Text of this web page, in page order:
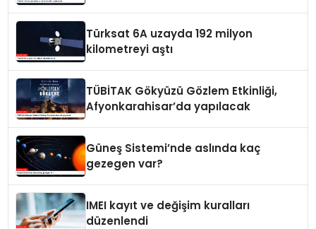
Türksat 6A uzayda 192 milyon
kilometreyi aştı
TÜBİTAK Gökyüzü Gözlem Etkinliği,
Afyonkarahisar’da yapılacak
Güneş Sistemi’nde aslında kaç
gezegen var?
IMEI kayıt ve değişim kuralları
düzenlendi